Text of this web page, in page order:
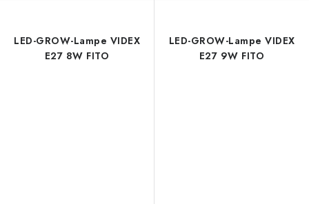
LED-GROW-Lampe VIDEX
E27 8W FITO
LED-GROW-Lampe VIDEX
E27 9W FITO